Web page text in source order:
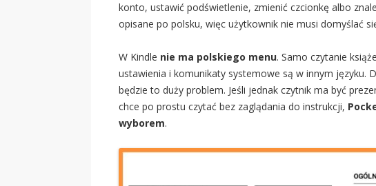
konto, ustawić podświetlenie, zmienić czcionkę albo
opisane po polsku, więc użytkownik nie musi domyślać
W Kindle nie ma polskiego menu. Samo czytanie
ustawienia i komunikaty systemowe są w innym języku.
będzie to duży problem. Jeśli jednak czytnik ma być
chce po prostu czytać bez zaglądania do instrukcji,
wyborem.